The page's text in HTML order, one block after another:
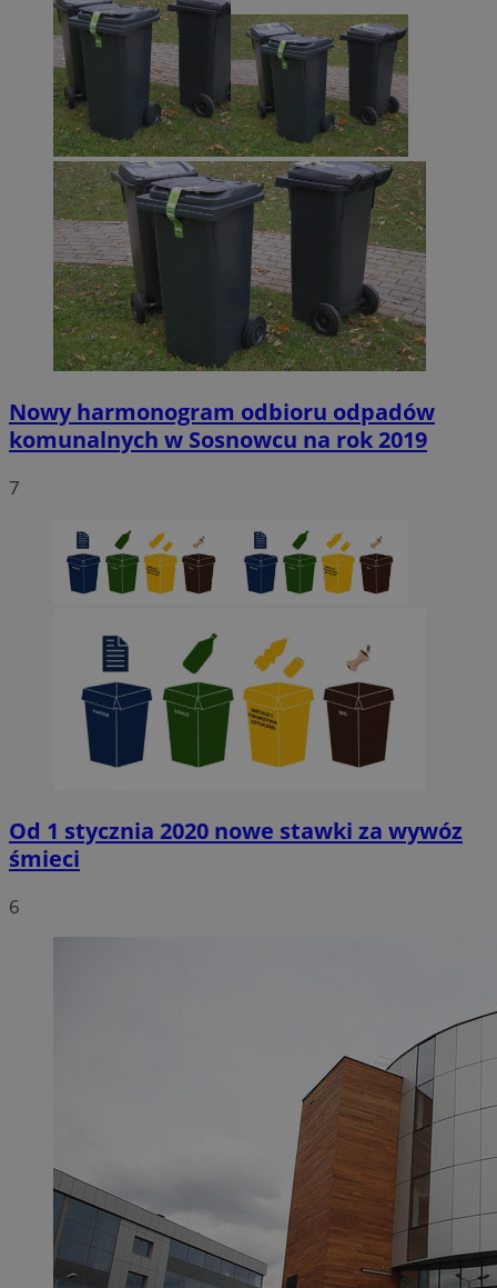
Nowy harmonogram odbioru odpadów
komunalnych w Sosnowcu na rok 2019
7
Od 1 stycznia 2020 nowe stawki za wywóz
śmieci
6